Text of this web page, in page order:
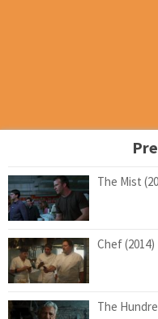
The Mist
Chef (2014)
The